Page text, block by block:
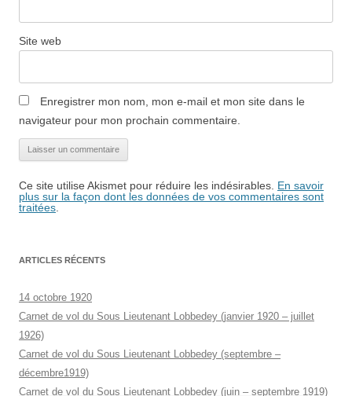
Site web
Enregistrer mon nom, mon e-mail et mon site dans le
navigateur pour mon prochain commentaire.
Ce site utilise Akismet pour réduire les indésirables. En savoir
plus sur la façon dont les données de vos commentaires sont
traitées
ARTICLES RÉCENTS
14 octobre 1920
Carnet de vol du Sous Lieutenant Lobbedey (janvier 1920 – juillet
1926)
Carnet de vol du Sous Lieutenant Lobbedey (septembre –
décembre1919)
Carnet de vol du Sous Lieutenant Lobbedey (juin – septembre 1919)